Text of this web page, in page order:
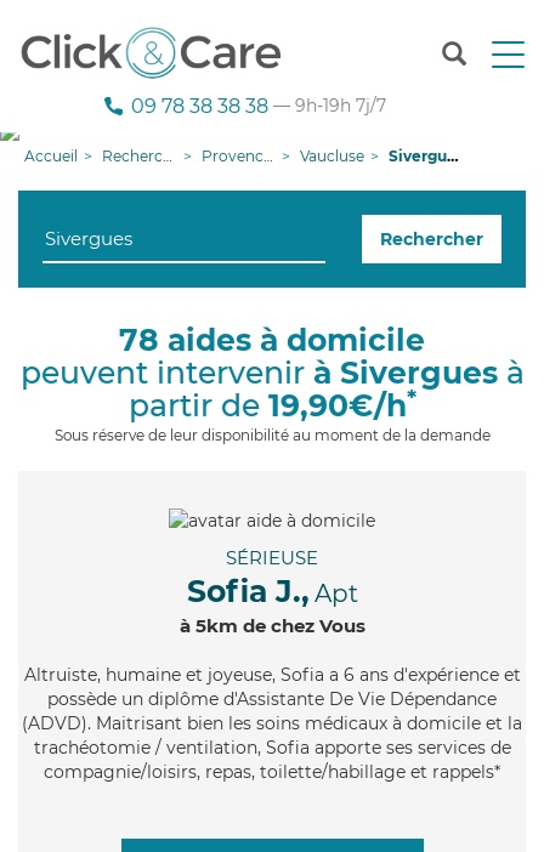
T
n
g
i
09 78 38 38 38 — 9h-19h 7j/7
Accueil Recherche aide à domicile Provence-Alpes-Côte d'Azur Vaucluse Sivergues
Rechercher
78 aides à domicile
peuvent intervenir à Siverguesà
partir de 19,90€/h*
Sous réserve de leur disponibilité au moment de la demande
SÉRIEUSE
Sofia J., Apt
à 5km de chez Vous
Altruiste, humaine et joyeuse, Sofia a 6 ans d'expérience et
possède un diplôme d'Assistante De Vie Dépendance
(ADVD). Maitrisant bien les soins médicaux à domicile et la
trachéotomie / ventilation, Sofia apporte ses services de
compagnie/loisirs, repas, toilette/habillage et rappels*